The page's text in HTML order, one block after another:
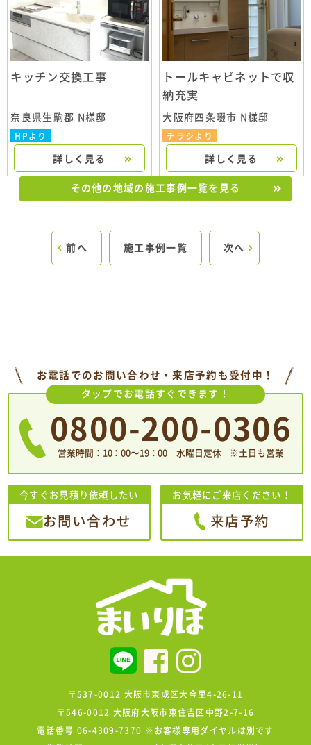
キッチン交換工事
奈良県生駒郡 N様邸
HPより
詳しく見る
トールキャビネットで収
納充実
大阪府四条畷市 N様邸
チラシより
詳しく見る
その他の地域の施工事例一覧を見る
前へ 施工事例一覧 次へ
お電話でのお問い合わせ・来店予約も受付中！
タップでお電話すぐできます！
0800-200-0306
営業時間：10：00〜19：00 水曜日定休 ※土日も営業
今すぐお見積り依頼したい
お問い合わせ
お気軽にご来店ください！
来店予約
〒537-0012 大阪市東成区大今里4-26-11
〒546-0012 大阪府大阪市東住吉区中野2-7-16
電話番号 06-4309-7370 ※お客様専用ダイヤルは別です